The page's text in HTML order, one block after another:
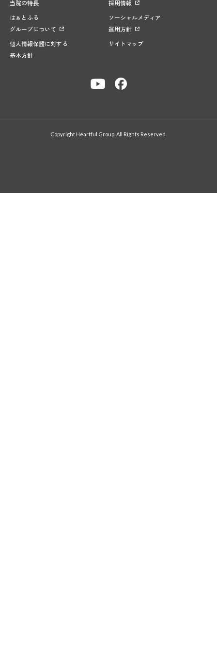
当院の特長
採用情報
はぁとふる
グループについて
ソーシャルメディア
運用方針
個人情報保護に対する
基本方針
サイトマップ
Copyright Heartful Group. All Rights Reserved.